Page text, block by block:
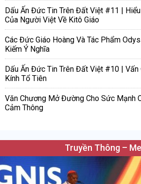
Dấu Ấn Đức Tin Trên Đất Việt #11 |
Của Người Việt Về Kitô Giáo
Các Đức Giáo Hoàng Và Tác Phẩm
Kiếm Ý Nghĩa
Dấu Ấn Đức Tin Trên Đất Việt #10 | Vấn
Kính Tổ Tiên
Văn Chương Mở Đường Cho Sức Mạnh
Cảm Thông
Truyền Thông –